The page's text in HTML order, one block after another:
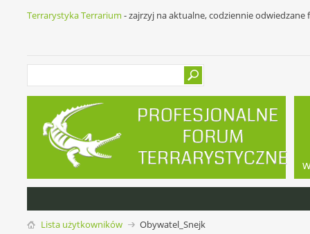
Terrarystyka Terrarium - zajrzyj na aktualne, codziennie
Lista użytkowników Obywatel_Snejk